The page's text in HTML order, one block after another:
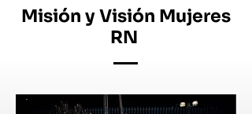
Misión y Visión Mujeres
RN